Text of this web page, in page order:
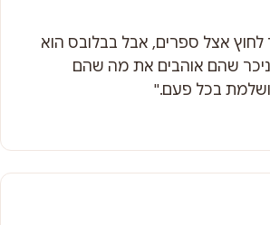
אצל ספרים, אבל בבלובס הוא
ניכר שהם אוהבים את מה שהם
בכל פעם."